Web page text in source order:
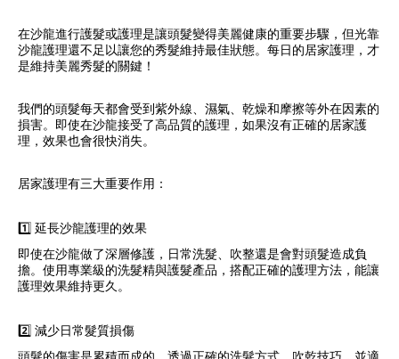
在沙龍進行護髮或護理是讓頭髮變得美麗健康的重要步驟，但光靠
沙龍護理還不足以讓您的秀髮維持最佳狀態。每日的居家護理，才
是維持美麗秀髮的關鍵！
我們的頭髮每天都會受到紫外線、濕氣、乾燥和摩擦等外在因素的
損害。即使在沙龍接受了高品質的護理，如果沒有正確的居家護
理，效果也會很快消失。
居家護理有三大重要作用：
1️⃣ 延長沙龍護理的效果
即使在沙龍做了深層修護，日常洗髮、吹整還是會對頭髮造成負
擔。使用專業級的洗髮精與護髮產品，搭配正確的護理方法，能讓
護理效果維持更久。
2️⃣ 減少日常髮質損傷